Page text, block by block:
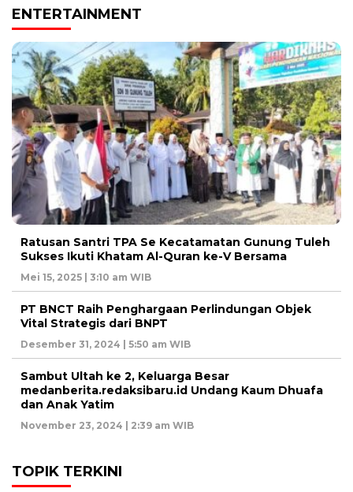
ENTERTAINMENT
Ratusan Santri TPA Se Kecatamatan Gunung Tuleh
Sukses Ikuti Khatam Al-Quran ke-V Bersama
Mei 15, 2025 | 3:10 am WIB
PT BNCT Raih Penghargaan Perlindungan Objek
Vital Strategis dari BNPT
Desember 31, 2024 | 5:50 am WIB
Sambut Ultah ke 2, Keluarga Besar
medanberita.redaksibaru.id Undang Kaum Dhuafa
dan Anak Yatim
November 23, 2024 | 2:39 am WIB
TOPIK TERKINI